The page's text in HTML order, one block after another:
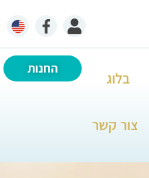
בלוג
צור קשר
החנות